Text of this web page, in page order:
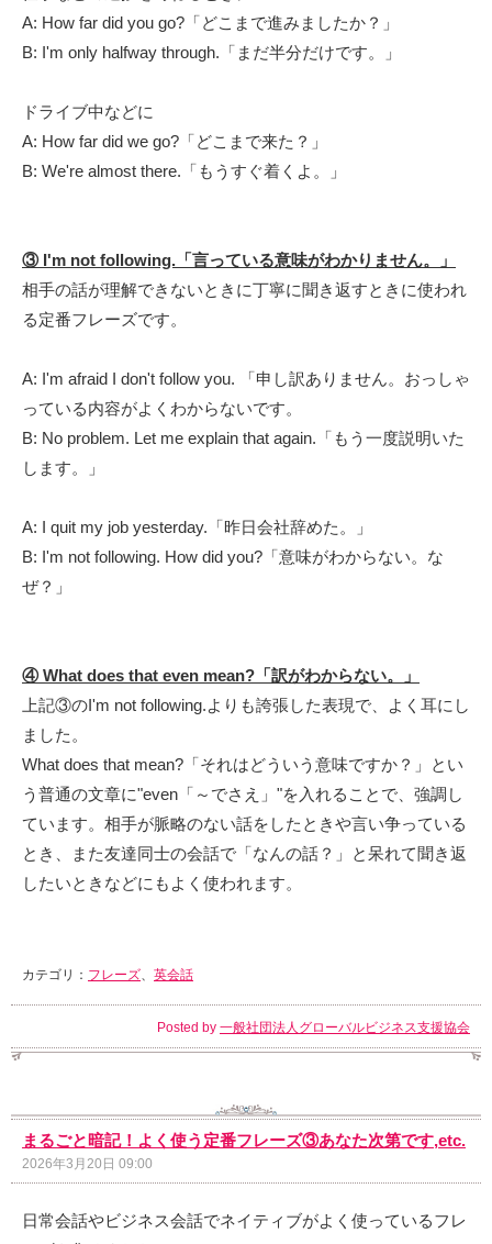
A: How far did you go?「どこまで進みましたか？」
B: I'm only halfway through.「まだ半分だけです。」
ドライブ中などに
A: How far did we go?「どこまで来た？」
B: We're almost there.「もうすぐ着くよ。」
③ I'm not following.「言っている意味がわかりません。」
相手の話が理解できないときに丁寧に聞き返すときに使われ
る定番フレーズです。
A: I'm afraid I don't follow you. 「申し訳ありません。おっしゃ
っている内容がよくわからないです。
B: No problem. Let me explain that again.「もう一度説明いた
します。」
A: I quit my job yesterday.「昨日会社辞めた。」
B: I'm not following. How did you?「意味がわからない。な
ぜ？」
④ What does that even mean?「訳がわからない。」
上記③のI'm not following.よりも誇張した表現で、よく耳にし
ました。
What does that mean?「それはどういう意味ですか？」とい
う普通の文章に"even「～でさえ」"を入れることで、強調し
ています。相手が脈略のない話をしたときや言い争っている
とき、また友達同士の会話で「なんの話？」と呆れて聞き返
したいときなどにもよく使われます。
カテゴリ： フレーズ、 英会話
Posted by 一般社団法人グローバルビジネス支援協会
まるごと暗記！よく使う定番フレーズ③あなた次第です,etc.
2026年3月20日 09:00
日常会話やビジネス会話でネイティブがよく使っているフレ